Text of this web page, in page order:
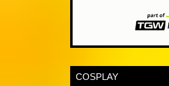
COSPLAY